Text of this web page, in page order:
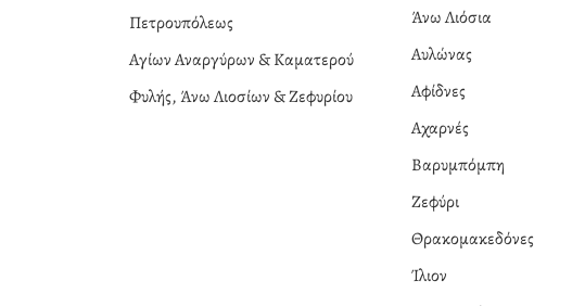
Πετρουπόλεως
Αγίων Αναργύρων & Καματερού
Φυλής, Άνω Λιοσίων & Ζεφυρίου
Άνω Λιόσια
Αυλώνας
Αφίδνες
Αχαρνές
Βαρυμπόμπη
Ζεφύρι
Θρακομακεδόνες
Ίλιον